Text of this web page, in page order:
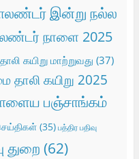
இன்று நல்ல
நாளை 2025
தாலி கயிறு மாற்றுவது (37)
தாலி கயிறு 2025
பஞ்சாங்கம்
(35) பத்திர பதிவு
துறை (62)